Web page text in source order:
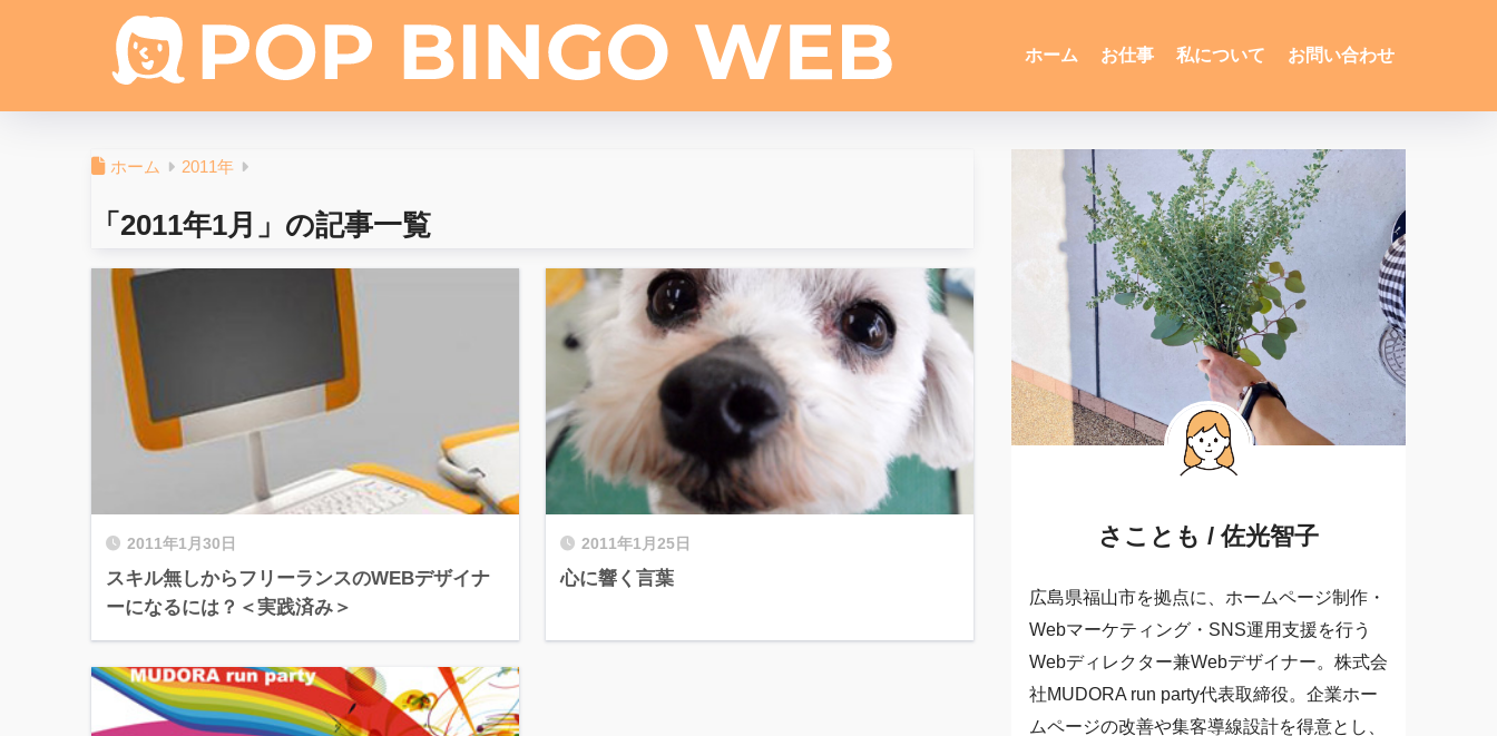
ホーム お仕事 私について お問い合わせ
ホーム 2011年
「2011年1月」の記事一覧
2011年1月30日
スキル無しからフリーランスのWEBデザイナ
ーになるには？＜実践済み＞
2011年1月25日
心に響く言葉
さことも / 佐光智子
広島県福山市を拠点に、ホームページ制作・
Webマーケティング・SNS運用支援を行う
Webディレクター兼Webデザイナー。株式会
社MUDORA run party代表取締役。企業ホー
ムページの改善や集客導線設計を得意とし、